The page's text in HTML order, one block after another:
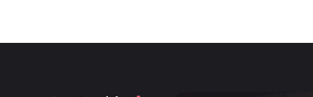
متوجه شدم